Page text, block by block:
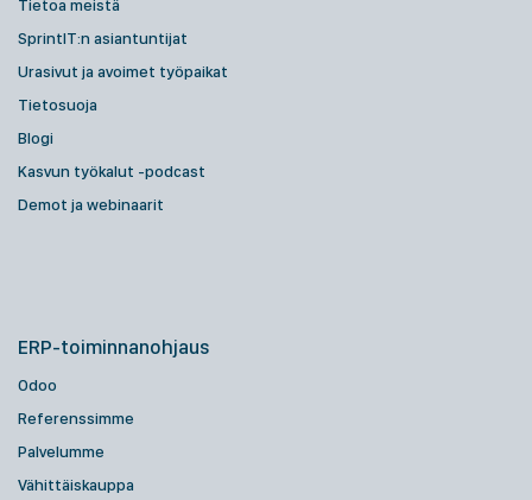
Tietoa meistä
SprintIT:n asiantuntijat
Urasivut ja avoimet työpaikat
Tietosuoja
Blogi
Kasvun työkalut -podcast
Demot ja webinaarit
ERP-toiminnanohjaus
Odoo
Referenssimme
Palvelumme
Vähittäiskauppa